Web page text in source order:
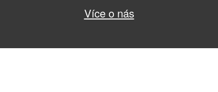
Více o nás